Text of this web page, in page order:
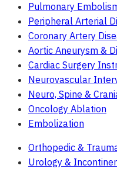
Pulmonary
Peripheral Arterial
Coronary Artery
Aortic Aneurysm &
Cardiac Surgery
Neurovascular
Neuro, Spine &
Oncology Ablation
Embolization
Orthopedic &
Urology &